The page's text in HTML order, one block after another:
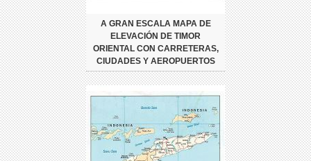
A GRAN ESCALA MAPA DE
ELEVACIÓN DE TIMOR
ORIENTAL CON CARRETERAS,
CIUDADES Y AEROPUERTOS